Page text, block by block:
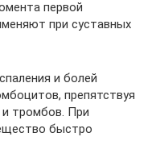
первой
при суставных
и болей
препятствуя
тромбов. При
быстро